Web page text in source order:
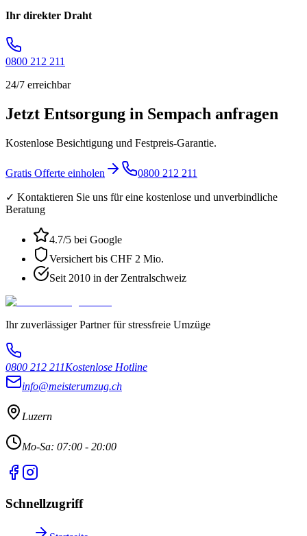
Ihr direkter Draht
0800 212 211
24/7 erreichbar
Jetzt Entsorgung in Sempach anfragen
Kostenlose Besichtigung und Festpreis-Garantie.
Gratis Offerte einholen 0800 212 211
✓ Kontaktieren Sie uns für eine kostenlose und unverbindliche
Beratung
4.7/5 bei Google
Versichert bis CHF 2 Mio.
Seit 2010 in der Zentralschweiz
Ihr zuverlässiger Partner für stressfreie Umzüge
0800 212 211Kostenlose Hotline
info@meisterumzug.ch
Luzern
Mo-Sa: 07:00 - 20:00
Schnellzugriff